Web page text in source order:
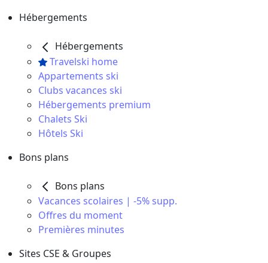
Hébergements
Hébergements
Travelski home
Appartements ski
Clubs vacances ski
Hébergements premium
Chalets Ski
Hôtels Ski
Bons plans
Bons plans
Vacances scolaires | -5% supp.
Offres du moment
Premières minutes
Sites CSE & Groupes